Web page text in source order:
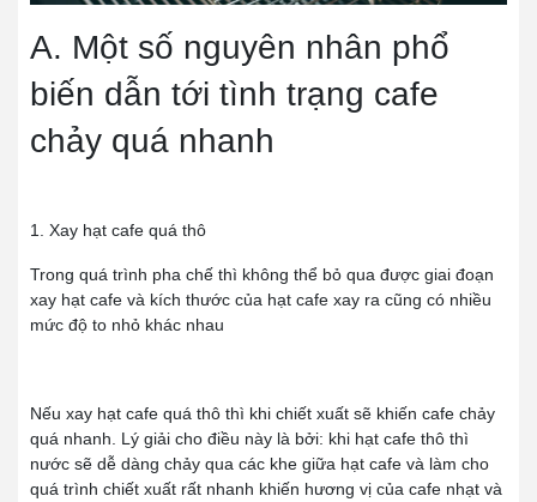
A. Một số nguyên nhân phổ
biến dẫn tới tình trạng cafe
chảy quá nhanh
1. Xay hạt cafe quá thô
Trong quá trình pha chế thì không thể bỏ qua được giai đoạn
xay hạt cafe và kích thước của hạt cafe xay ra cũng có nhiều
mức độ to nhỏ khác nhau
Nếu xay hạt cafe quá thô thì khi chiết xuất sẽ khiến cafe chảy
quá nhanh. Lý giải cho điều này là bởi: khi hạt cafe thô thì
nước sẽ dễ dàng chảy qua các khe giữa hạt cafe và làm cho
quá trình chiết xuất rất nhanh khiến hương vị của cafe nhạt và